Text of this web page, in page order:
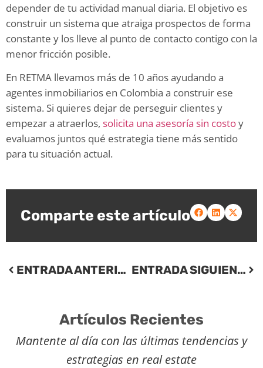
depender de tu actividad manual diaria. El objetivo es
construir un sistema que atraiga prospectos de forma
constante y los lleve al punto de contacto contigo con la
menor fricción posible.
En RETMA llevamos más de 10 años ayudando a
agentes inmobiliarios en Colombia a construir ese
sistema. Si quieres dejar de perseguir clientes y
empezar a atraerlos, solicita una asesoría sin costoy
evaluamos juntos qué estrategia tiene más sentido
para tu situación actual.
Comparte este artículo
ENTRADA ANTERIOR ENTRADA SIGUIENTE
Artículos Recientes
Mantente al día con las últimas tendencias y
estrategias en real estate